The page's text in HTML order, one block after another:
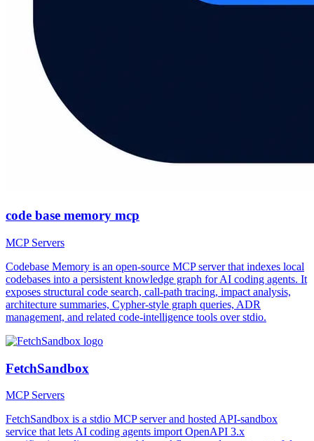
code base memory mcp
MCP Servers
Codebase Memory is an open-source MCP server that indexes local
codebases into a persistent knowledge graph for AI coding agents. It
exposes structural code search, call-path tracing, impact analysis,
architecture summaries, Cypher-style graph queries, ADR
management, and related code-intelligence tools over stdio.
FetchSandbox
MCP Servers
FetchSandbox is a stdio MCP server and hosted API-sandbox
service that lets AI coding agents import OpenAPI 3.x